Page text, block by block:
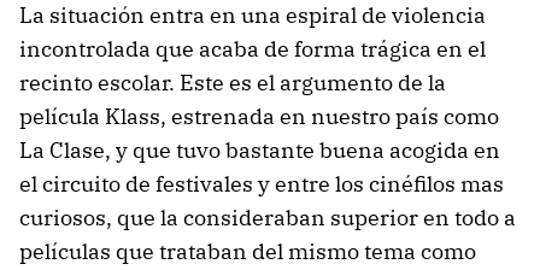
La situación entra en una espiral de violencia
incontrolada que acaba de forma trágica en el
recinto escolar. Este es el argumento de la
película Klass, estrenada en nuestro país como
La Clase, y que tuvo bastante buena acogida en
el circuito de festivales y entre los cinéfilos mas
curiosos, que la consideraban superior en todo a
películas que trataban del mismo tema como